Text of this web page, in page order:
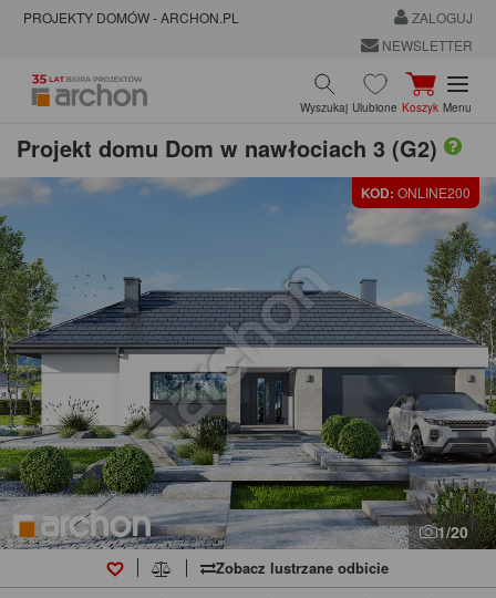
PROJEKTY DOMÓW - ARCHON.PL
ZALOGUJ
NEWSLETTER
Wyszukaj Ulubione Koszyk Menu
Projekt domu Dom w nawłociach 3 (G2)
KOD: ONLINE200
1/20
Zobacz lustrzane odbicie